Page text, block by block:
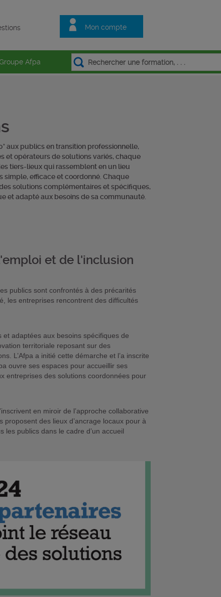
Mon compte
Afpa
aux publics en transition professionnelle,
et opérateurs de solutions variés, chaque
tiers-lieux qui rassemblent en un lieu
efficace et coordonné. Chaque
solutions complémentaires et spécifiques,
et adapté aux besoins de sa communauté.
et de l'inclusion
publics sont confrontés à des précarités
les entreprises rencontrent des difficultés
adaptées aux besoins spécifiques de
territoriale reposant sur des
L’Afpa a initié cette démarche et l’a inscrite
ouvre ses espaces pour accueillir ses
entreprises des solutions coordonnées pour
en miroir de l’approche collaborative
des lieux d’ancrage locaux pour à
publics dans le cadre d’un accueil